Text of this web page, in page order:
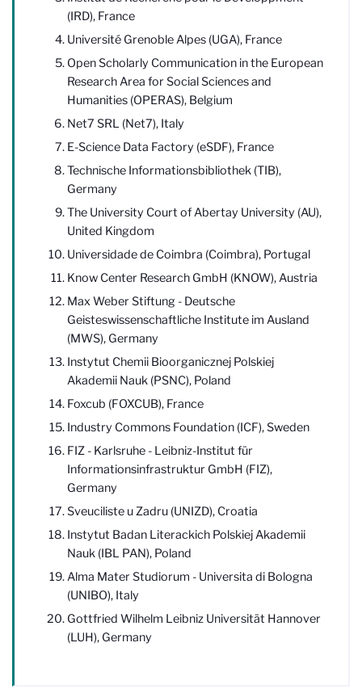
(IRD), France
Université Grenoble Alpes (UGA), France
Open Scholarly Communication in the European
Research Area for Social Sciences and
Humanities (OPERAS), Belgium
Net7 SRL (Net7), Italy
E-Science Data Factory (eSDF), France
Technische Informationsbibliothek (TIB),
Germany
The University Court of Abertay University (AU),
United Kingdom
Universidade de Coimbra (Coimbra), Portugal
Know Center Research GmbH (KNOW), Austria
Max Weber Stiftung - Deutsche
Geisteswissenschaftliche Institute im Ausland
(MWS), Germany
Instytut Chemii Bioorganicznej Polskiej
Akademii Nauk (PSNC), Poland
Foxcub (FOXCUB), France
Industry Commons Foundation (ICF), Sweden
FIZ - Karlsruhe - Leibniz-Institut für
Informationsinfrastruktur GmbH (FIZ),
Germany
Sveuciliste u Zadru (UNIZD), Croatia
Instytut Badan Literackich Polskiej Akademii
Nauk (IBL PAN), Poland
Alma Mater Studiorum - Universita di Bologna
(UNIBO), Italy
Gottfried Wilhelm Leibniz Universität Hannover
(LUH), Germany